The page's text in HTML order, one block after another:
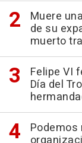
Muere
de su
muerto
Felipe VI
Día del